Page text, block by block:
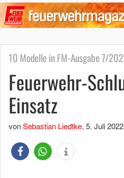
10 Modelle in FM-Ausgabe 7/
Feuerwehr-
Einsatz
vonSebastian Liedtke, 5. Juli 2022